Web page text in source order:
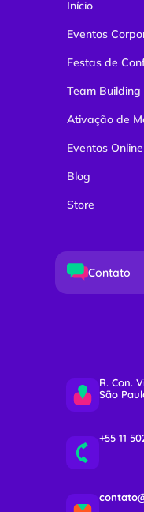
Início
Eventos
Festas de
Team Building
Ativação de
Eventos Online
Blog
Store
Contato
R. Con.
São
+55 11